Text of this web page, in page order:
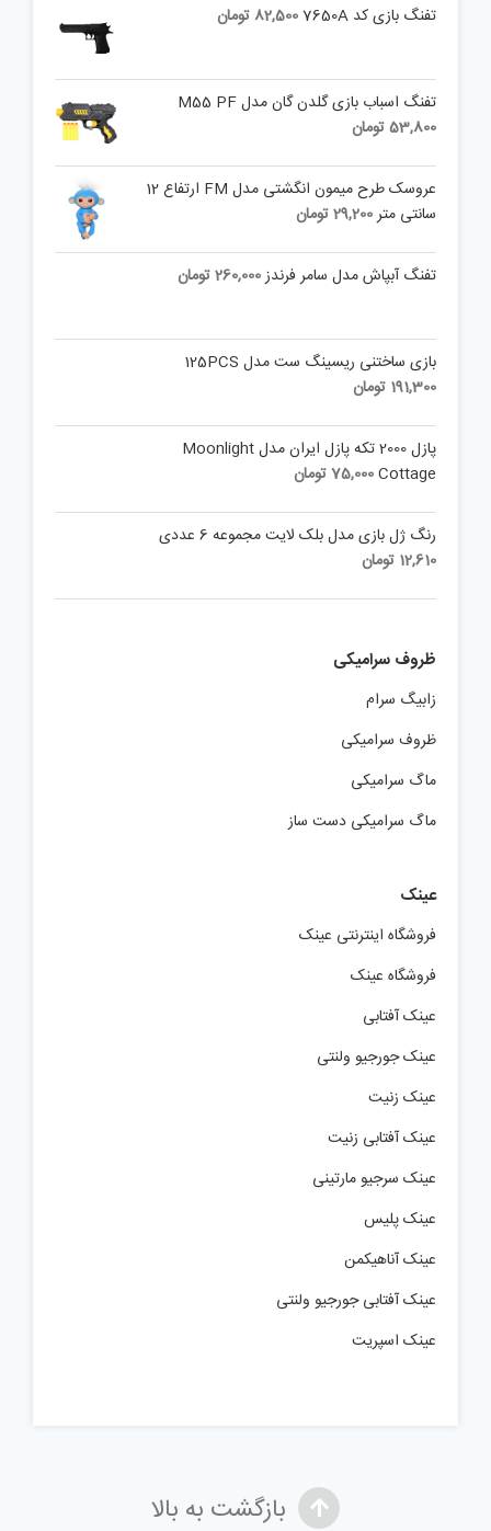
تفنگ بازی کد 7650A 82,500 تومان
تفنگ اسباب بازی گلدن گان مدل M55 PF
53,800تومان
عروسک طرح میمون انگشتی مدل FM ارتفاع 12
سانتی متر29,200تومان
تفنگ آبپاش مدل سامر فرندز260,000تومان
بازی ساختنی ریسینگ ست مدل 125PCS
191,300 تومان
پازل 2000 تکه پازل ایران مدل Moonlight
Cottage
75,000تومان
رنگ ژل بازی مدل بلک لایت مجموعه 6 عددی
12,610 تومان
ظروف سرامیکی
زابیگ سرام
ظروف سرامیکی
ماگ سرامیکی
ماگ سرامیکی دست ساز
عینک
فروشگاه اینترنتی عینک
فروشگاه عینک
عینک آفتابی
عینک جورجیو ولنتی
عینک زنیت
عینک آفتابی زنیت
عینک سرجیو مارتینی
عینک پلیس
عینک آناهیکمن
عینک آفتابی جورجیو ولنتی
عینک اسپریت
بازگشت به بالا